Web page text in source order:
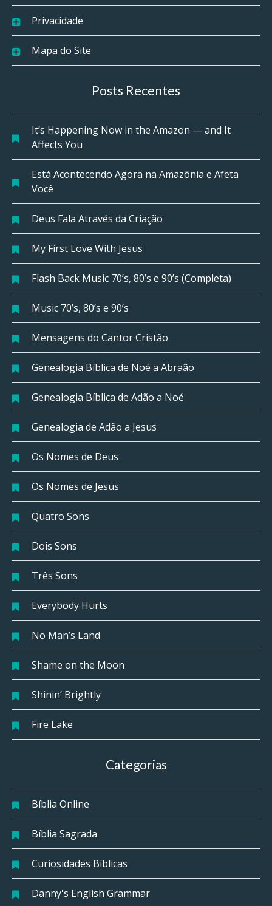
Privacidade
Mapa do Site
Posts Recentes
It’s Happening Now in the Amazon — and It
Affects You
Está Acontecendo Agora na Amazônia e Afeta
Você
Deus Fala Através da Criação
My First Love With Jesus
Flash Back Music 70’s, 80’s e 90’s (Completa)
Music 70’s, 80’s e 90’s
Mensagens do Cantor Cristão
Genealogia Bíblica de Noé a Abraão
Genealogia Bíblica de Adão a Noé
Genealogia de Adão a Jesus
Os Nomes de Deus
Os Nomes de Jesus
Quatro Sons
Dois Sons
Três Sons
Everybody Hurts
No Man’s Land
Shame on the Moon
Shinin’ Brightly
Fire Lake
Categorias
Bíblia Online
Bíblia Sagrada
Curiosidades Bíblicas
Danny's English Grammar